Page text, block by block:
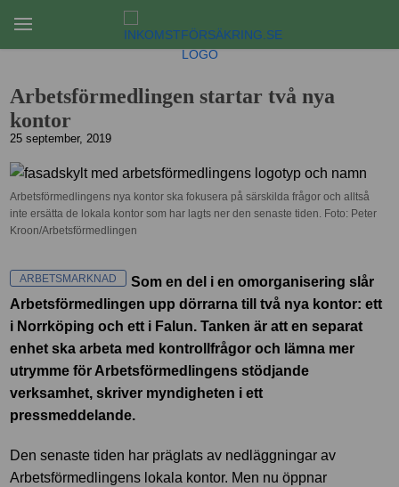
Arbetsförmedlingen startar två nya
kontor
25 september, 2019
Arbetsförmedlingens nya kontor ska fokusera på särskilda frågor och alltså
inte ersätta de lokala kontor som har lagts ner den senaste tiden. Foto: Peter
Kroon/Arbetsförmedlingen
ARBETSMARKNAD
Som en del i en omorganisering slår
Arbetsförmedlingen upp dörrarna till två nya kontor: ett
i Norrköping och ett i Falun. Tanken är att en separat
enhet ska arbeta med kontrollfrågor och lämna mer
utrymme för Arbetsförmedlingens stödjande
verksamhet, skriver myndigheten i ett
pressmeddelande.
Den senaste tiden har präglats av nedläggningar av
Arbetsförmedlingens lokala kontor. Men nu öppnar